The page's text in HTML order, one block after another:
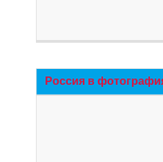
Россия в